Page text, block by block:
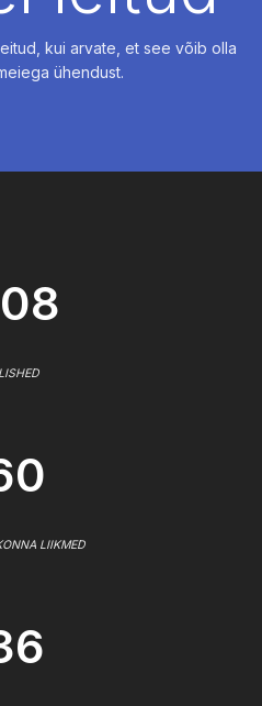
kui arvate, et see võib olla
ühendust.
LIIKMED